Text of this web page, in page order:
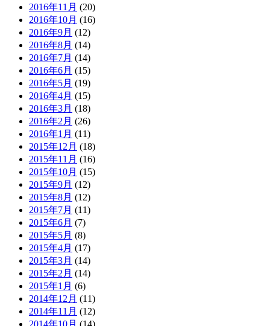
2016年11月 (20)
2016年10月 (16)
2016年9月 (12)
2016年8月 (14)
2016年7月 (14)
2016年6月 (15)
2016年5月 (19)
2016年4月 (15)
2016年3月 (18)
2016年2月 (26)
2016年1月 (11)
2015年12月 (18)
2015年11月 (16)
2015年10月 (15)
2015年9月 (12)
2015年8月 (12)
2015年7月 (11)
2015年6月 (7)
2015年5月 (8)
2015年4月 (17)
2015年3月 (14)
2015年2月 (14)
2015年1月 (6)
2014年12月 (11)
2014年11月 (12)
2014年10月 (14)